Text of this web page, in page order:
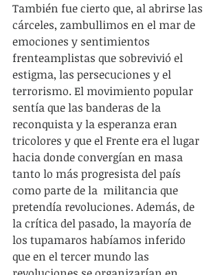
También fue cierto que, al abrirse las
cárceles, zambullimos en el mar de
emociones y sentimientos
frenteamplistas que sobrevivió el
estigma, las persecuciones y el
terrorismo. El movimiento popular
sentía que las banderas de la
reconquista y la esperanza eran
tricolores y que el Frente era el lugar
hacia donde convergían en masa
tanto lo más progresista del país
como parte de la  militancia que
pretendía revoluciones. Además, de
la crítica del pasado, la mayoría de
los tupamaros habíamos inferido
que en el tercer mundo las